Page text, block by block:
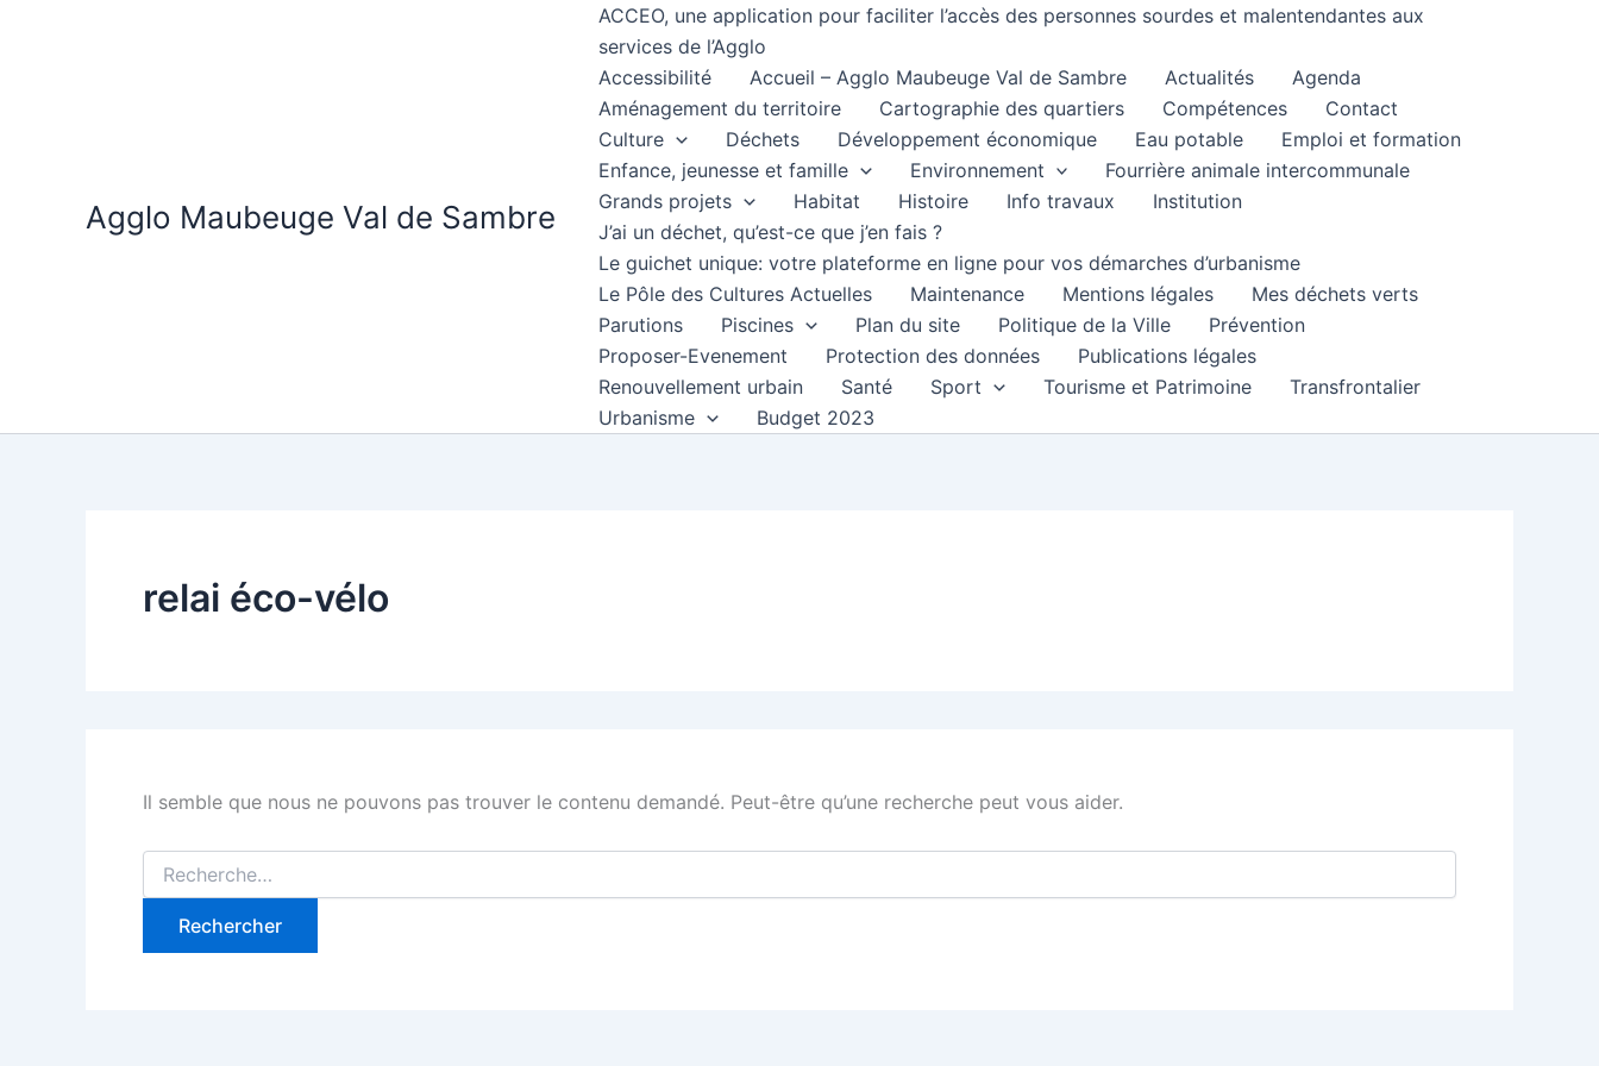
Agglo Maubeuge Val de Sambre
ACCEO, une application pour faciliter l’accès des personnes sourdes et malentendantes aux
services de l’Agglo
Accessibilité
Accueil – Agglo Maubeuge Val de Sambre Actualités
Agenda
Aménagement du territoire
Cartographie des quartiers Compétences
Contact
Culture
Déchets Développement économique Eau potable
Emploi et formation
Enfance, jeunesse et famille
Environnement
Fourrière animale intercommunale
Grands projets
Habitat Histoire Info travaux
Institution
J’ai un déchet, qu’est-ce que j’en fais ?
Le guichet unique: votre plateforme en ligne pour vos démarches d’urbanisme
Le Pôle des Cultures Actuelles
Maintenance Mentions légales
Mes déchets verts
Parutions
Piscines Plan du site Politique de la Ville
Prévention
Proposer-Evenement
Protection des données
Publications légales
Renouvellement urbain
Santé Sport Tourisme et Patrimoine
Transfrontalier
Urbanisme
Budget 2023
relai éco-vélo
Il semble que nous ne pouvons pas trouver le contenu demandé. Peut-être qu’une recherche peut vous aider.
Rechercher :